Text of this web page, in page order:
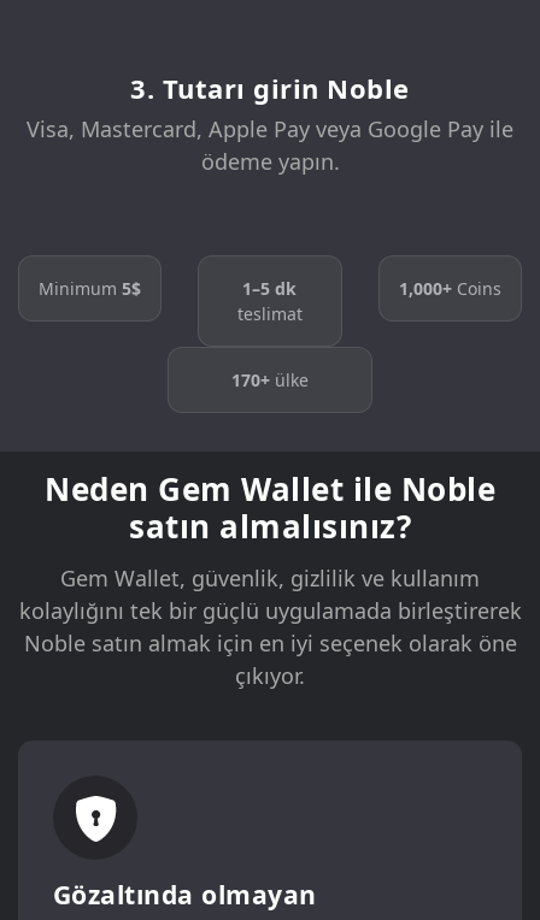
3. Tutarı girin Noble
Visa, Mastercard, Apple Pay veya Google Pay ile
ödeme yapın.
Minimum5$
1–5 dk
teslimat
1,000+Coins
170+ ülke
Neden Gem Wallet ile Noble
satın almalısınız?
Gem Wallet, güvenlik, gizlilik ve kullanım
kolaylığını tek bir güçlü uygulamada birleştirerek
Noble satın almak için en iyi seçenek olarak öne
çıkıyor.
Gözaltında olmayan